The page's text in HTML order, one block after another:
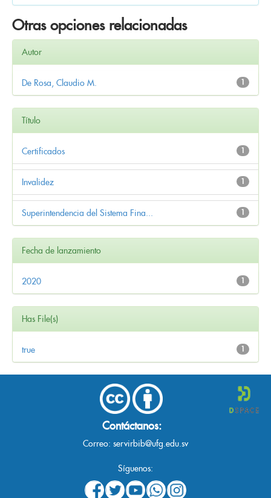
Otras opciones relacionadas
Autor
1
De Rosa, Claudio M.
Título
1
Certificados
1
Invalidez
1
Superintendencia del Sistema Fina...
Fecha de lanzamiento
1
2020
Has File(s)
1
true
Contáctanos:
Correo: servirbib@ufg.edu.sv
Síguenos: